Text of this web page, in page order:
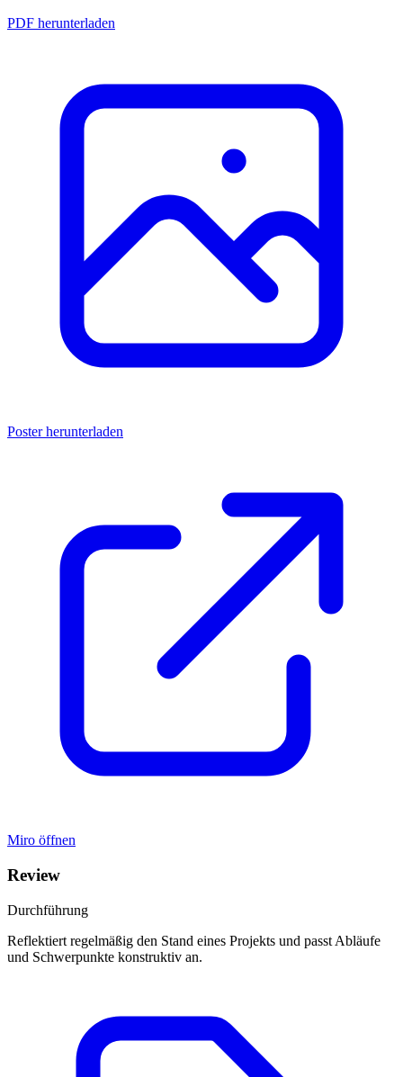
PDF herunterladen
Poster herunterladen
Miro öffnen
Review
Durchführung
Reflektiert regelmäßig den Stand eines Projekts und passt Abläufe
und Schwerpunkte konstruktiv an.